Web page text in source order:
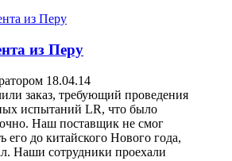
из Перу
18.04.14
заказ, требующий проведения
испытаний LR, что было
Наш поставщик не смог
его до китайского Нового года,
Наши сотрудники проехали